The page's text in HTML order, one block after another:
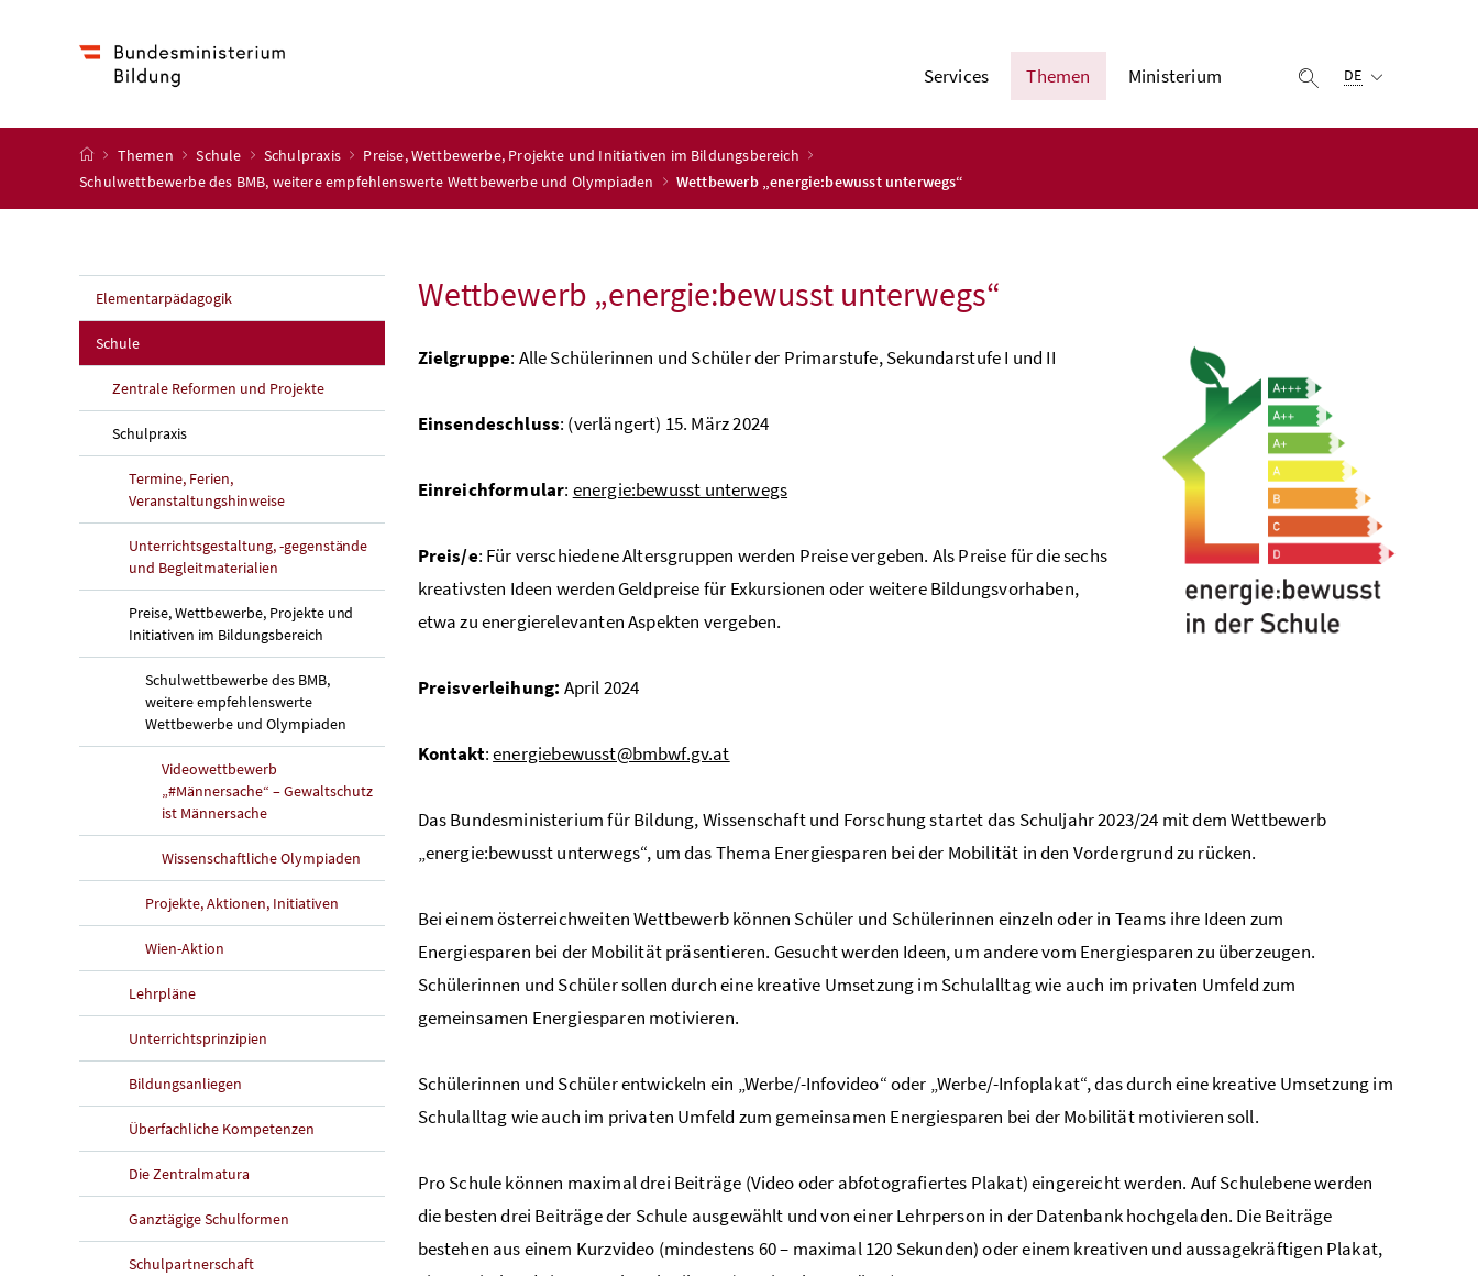
Services Themen Ministerium Suche einblenden
DE
Startseite
Themen Schule Schulpraxis
Preise, Wettbewerbe, Projekte und Initiativen im Bildungsbereich
Schulwettbewerbe des BMB, weitere empfehlenswerte Wettbewerbe und Olympiaden
Wettbewerb „energie:bewusst unterwegs“
Elementarpädagogik
Schule
Zentrale Reformen und Projekte
Schulpraxis
Termine, Ferien,
Veranstaltungshinweise
Unterrichtsgestaltung, -gegenstände
und Begleitmaterialien
Preise, Wettbewerbe, Projekte und
Initiativen im Bildungsbereich
Schulwettbewerbe des BMB,
weitere empfehlenswerte
Wettbewerbe und Olympiaden
Videowettbewerb
„#Männersache“ – Gewaltschutz
ist Männersache
Wissenschaftliche Olympiaden
Projekte, Aktionen, Initiativen
Wien-Aktion
Lehrpläne
Unterrichtsprinzipien
Bildungsanliegen
Überfachliche Kompetenzen
Die Zentralmatura
Ganztägige Schulformen
Schulpartnerschaft
Wettbewerb „energie:bewusst unterwegs“
Zielgruppe: Alle Schülerinnen und Schüler der Primarstufe, Sekundarstufe I und II
Einsendeschluss: (verlängert) 15. März 2024
Einreichformular: energie:bewusst unterwegs
Preis/e: Für verschiedene Altersgruppen werden Preise vergeben. Als Preise für die sechs
kreativsten Ideen werden Geldpreise für Exkursionen oder weitere Bildungsvorhaben,
etwa zu energierelevanten Aspekten vergeben.
Preisverleihung: April 2024
Kontakt:energiebewusst@bmbwf.gv.at
Das Bundesministerium für Bildung, Wissenschaft und Forschung startet das Schuljahr 2023/24 mit dem Wettbewerb
„energie:bewusst unterwegs“, um das Thema Energiesparen bei der Mobilität in den Vordergrund zu rücken.
Bei einem österreichweiten Wettbewerb können Schüler und Schülerinnen einzeln oder in Teams ihre Ideen zum
Energiesparen bei der Mobilität präsentieren. Gesucht werden Ideen, um andere vom Energiesparen zu überzeugen.
Schülerinnen und Schüler sollen durch eine kreative Umsetzung im Schulalltag wie auch im privaten Umfeld zum
gemeinsamen Energiesparen motivieren.
Schülerinnen und Schüler entwickeln ein „Werbe/-Infovideo“ oder „Werbe/-Infoplakat“, das durch eine kreative Umsetzung im
Schulalltag wie auch im privaten Umfeld zum gemeinsamen Energiesparen bei der Mobilität motivieren soll.
Pro Schule können maximal drei Beiträge (Video oder abfotografiertes Plakat) eingereicht werden. Auf Schulebene werden
die besten drei Beiträge der Schule ausgewählt und von einer Lehrperson in der Datenbank hochgeladen. Die Beiträge
bestehen aus einem Kurzvideo (mindestens 60 – maximal 120 Sekunden) oder einem kreativen und aussagekräftigen Plakat,